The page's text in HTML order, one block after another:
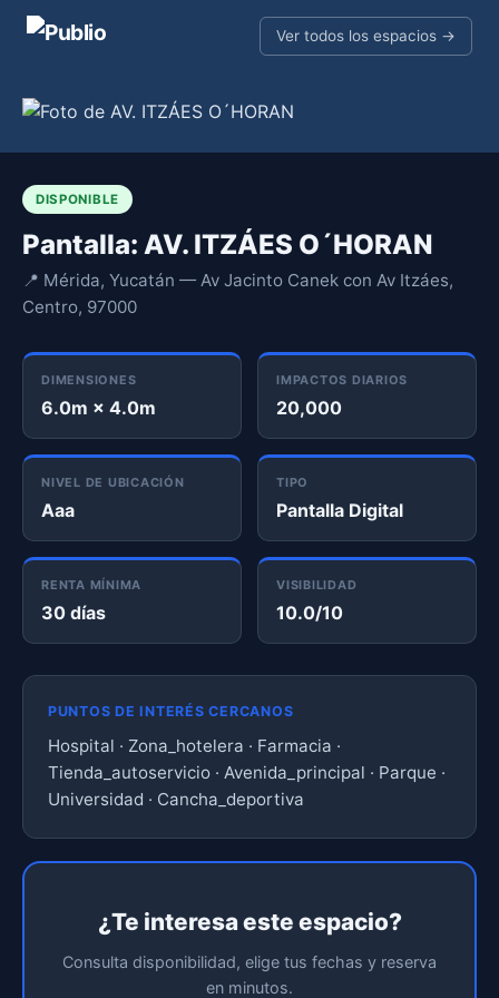
Ver todos los espacios →
DISPONIBLE
Pantalla: AV. ITZÁES O´HORAN
📍 Mérida, Yucatán — Av Jacinto Canek con Av Itzáes,
Centro, 97000
DIMENSIONES
6.0m × 4.0m
IMPACTOS DIARIOS
20,000
NIVEL DE UBICACIÓN
Aaa
TIPO
Pantalla Digital
RENTA MÍNIMA
30 días
VISIBILIDAD
10.0/10
PUNTOS DE INTERÉS CERCANOS
Hospital · Zona_hotelera · Farmacia ·
Tienda_autoservicio · Avenida_principal · Parque ·
Universidad · Cancha_deportiva
¿Te interesa este espacio?
Consulta disponibilidad, elige tus fechas y reserva
en minutos.